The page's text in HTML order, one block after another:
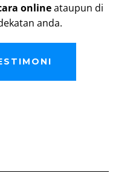
onlineataupun di
anda.